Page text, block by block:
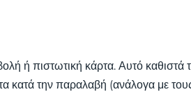
ή πιστωτική κάρτα. Αυτό καθιστά
κατά την παραλαβή (ανάλογα με